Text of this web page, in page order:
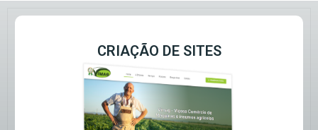
CRIAÇÃO DE SITES